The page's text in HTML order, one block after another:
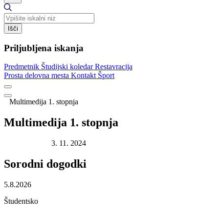
Išči
Priljubljena iskanja
Predmetnik Študijski koledarRestavracija
Prosta delovna mesta Kontakt Šport
Multimedija 1. stopnja
Multimedija 1. stopnja
3. 11. 2024
Sorodni dogodki
5.8.2026
Študentsko